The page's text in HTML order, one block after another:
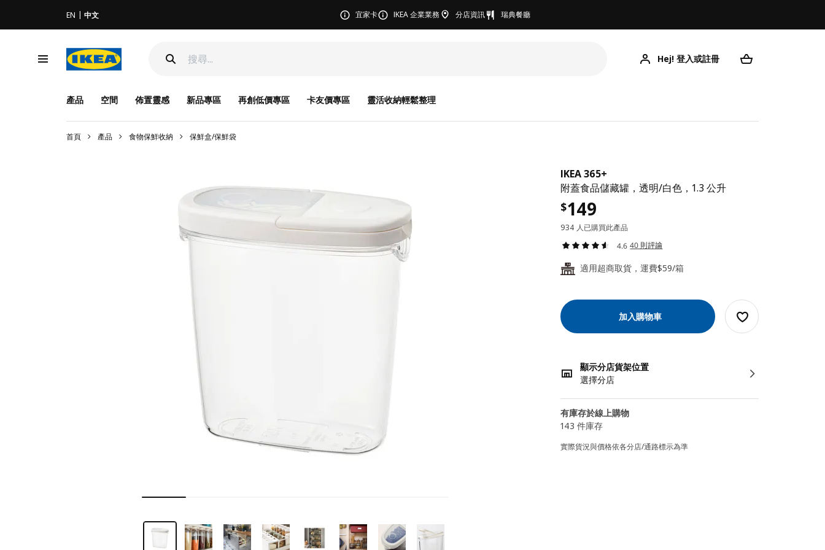
EN 中文 宜家卡 IKEA 企業業務 分店資訊 瑞典餐廳
Hej! 登入或註冊
產品 空間 佈置靈感 新品專區 再創低價專區 卡友價專區 靈活收納輕鬆整理
首頁 產品 食物保鮮收納 保鮮盒/保鮮袋
IKEA 365+
附蓋食品儲藏罐，透明/白色，1.3 公升
$149
934 人已購買此產品
4.6 40 則評論
24 適用超商取貨，運費$59/箱
加入購物車
顯示分店貨架位置
選擇分店
有庫存於線上購物
143 件庫存
實際貨況與價格依各分店/通路標示為準